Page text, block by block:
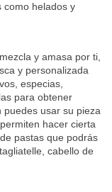
como helados y
y amasa por ti,
y personalizada
especias,
para obtener
puedes usar su pieza
hacer cierta
pastas que podrás
cabello de